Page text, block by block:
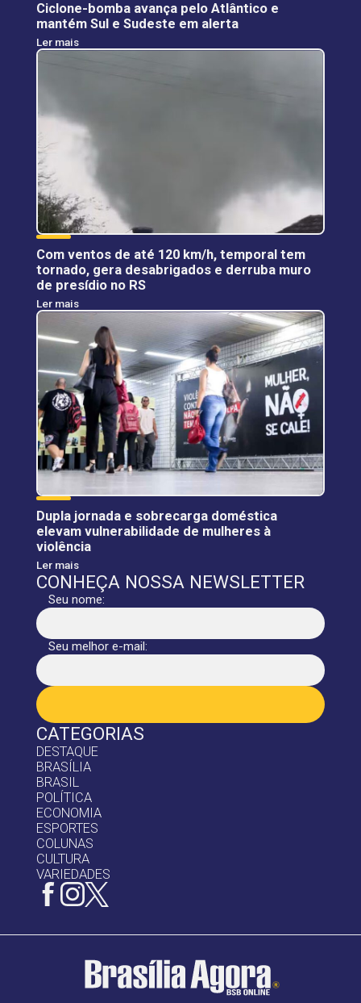
CATEGORIAS
DESTAQUE
BRASÍLIA
BRASIL
POLÍTICA
ECONOMIA
ESPORTES
COLUNAS
CULTURA
VARIEDADES
Ciclone-bomba avança pelo Atlântico e
mantém Sul e Sudeste em alerta
Ler mais
Com ventos de até 120 km/h, temporal tem
tornado, gera desabrigados e derruba muro
de presídio no RS
Ler mais
Dupla jornada e sobrecarga doméstica
elevam vulnerabilidade de mulheres à
violência
Ler mais
CONHEÇA NOSSA NEWSLETTER
Seu nome:
Seu melhor e-mail: